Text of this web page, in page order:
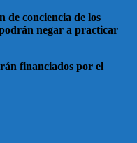
de conciencia de los
negar a practicar
financiados por el